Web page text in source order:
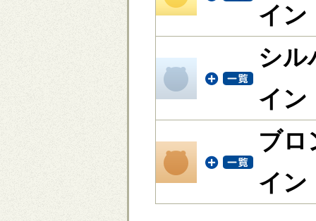
イン
シル
イン
ブロ
イン